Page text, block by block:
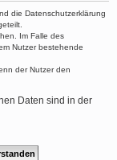
die Datenschutzerklärung
Im Falle des
Nutzer bestehende
der Nutzer den
Daten sind in der